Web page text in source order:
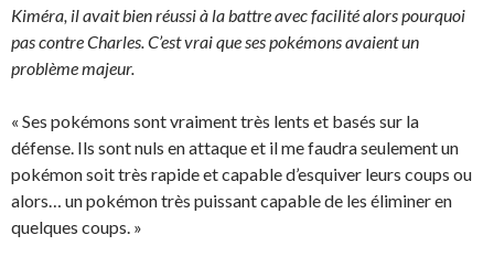
Kiméra, il avait bien réussi à la battre avec facilité alors pourquoi
pas contre Charles. C’est vrai que ses pokémons avaient un
problème majeur.
« Ses pokémons sont vraiment très lents et basés sur la
défense. Ils sont nuls en attaque et il me faudra seulement un
pokémon soit très rapide et capable d’esquiver leurs coups ou
alors… un pokémon très puissant capable de les éliminer en
quelques coups. »